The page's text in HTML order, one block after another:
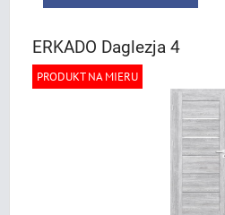
ERKADO Daglezja 4
PRODUKT NA MIERU